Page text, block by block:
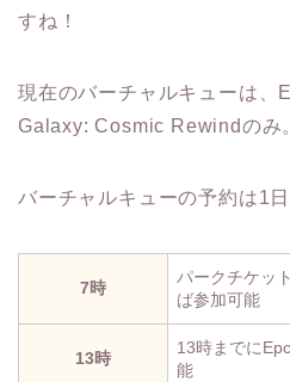
すね！
現在のバーチャルキューは
Galaxy: Cosmic Rewindのみ
バーチャルキューの予約は1日
7時
パークチケッ
ば参加可能
13時
13時までに
能